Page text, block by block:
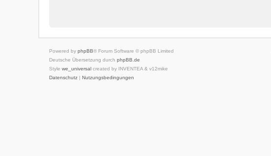
Powered byphpBB® Forum Software © phpBB Limited
Deutsche Übersetzung durchphpBB.de
Stylewe_universal created by INVENTEA & v12mike
Datenschutz |Nutzungsbedingungen